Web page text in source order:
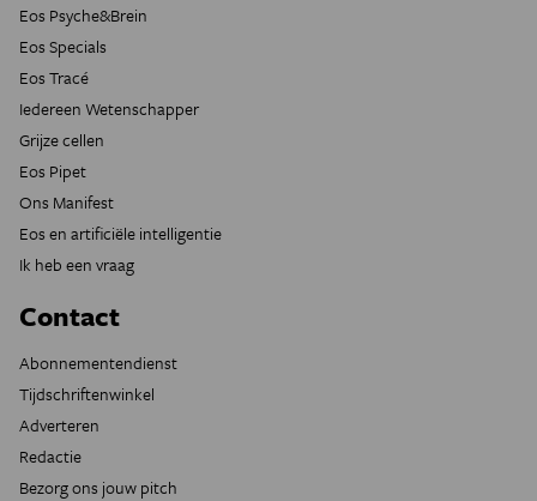
Eos Psyche&Brein
Eos Specials
Eos Tracé
Iedereen Wetenschapper
Grijze cellen
Eos Pipet
Ons Manifest
Eos en artificiële intelligentie
Ik heb een vraag
Contact
Abonnementendienst
Tijdschriftenwinkel
Adverteren
Redactie
Bezorg ons jouw pitch